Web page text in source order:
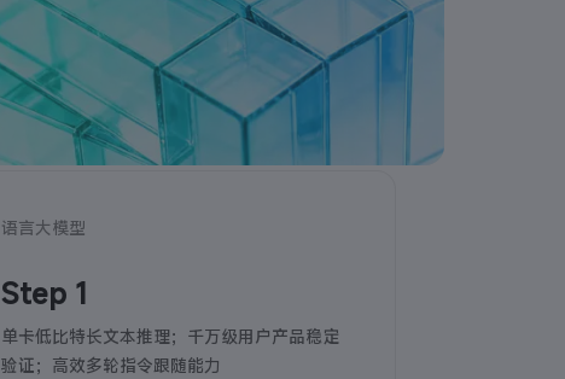
语言大模型
Step 1
单卡低比特长文本推理；千万级用户产品稳定
验证；高效多轮指令跟随能力